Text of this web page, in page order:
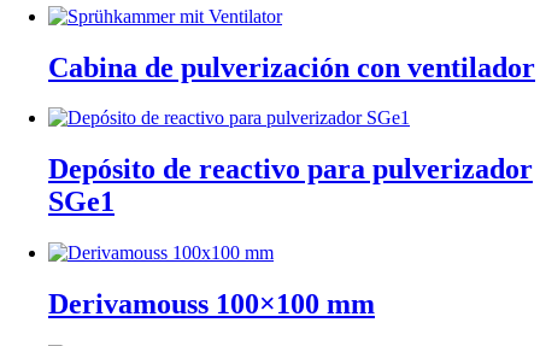
Cabina de pulverización con ventilador
Depósito de reactivo para pulverizador
SGe1
Derivamouss 100×100 mm